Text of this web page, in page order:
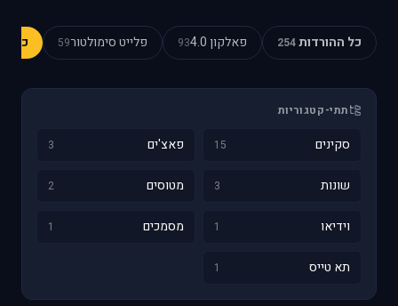
כל ההורדות254 פאלקון 4.0 93 פלייט סימולטור59
תתי-קטגוריות
סקינים 15 פאצ'ים 3
שונות 3 מטוסים 2
וידיאו 1 מסמכים 1
תא טייס 1